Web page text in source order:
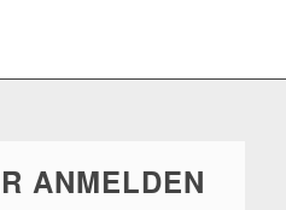
ANMELDEN